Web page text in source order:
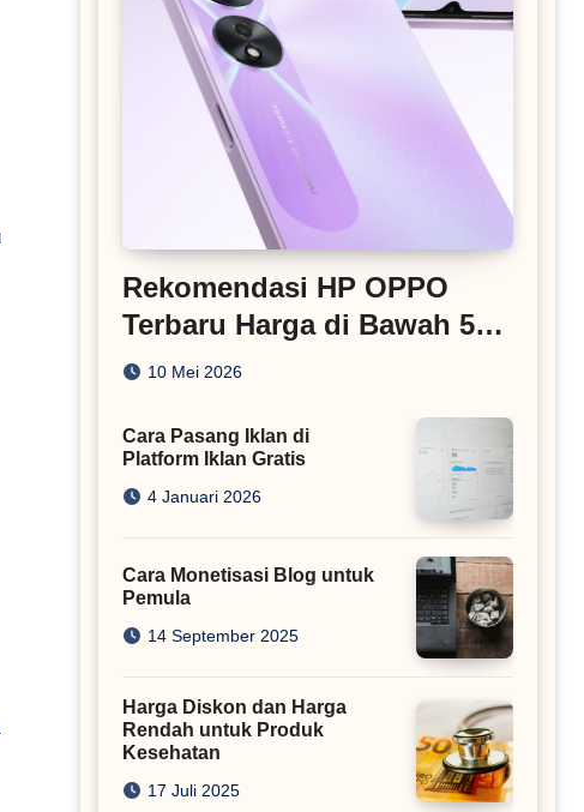
Rekomendasi HP OPPO
Terbaru Harga di Bawah 5
Juta
10 Mei 2026
Cara Pasang Iklan di
Platform Iklan Gratis
4 Januari 2026
Cara Monetisasi Blog untuk
Pemula
14 September 2025
Harga Diskon dan Harga
Rendah untuk Produk
Kesehatan
17 Juli 2025